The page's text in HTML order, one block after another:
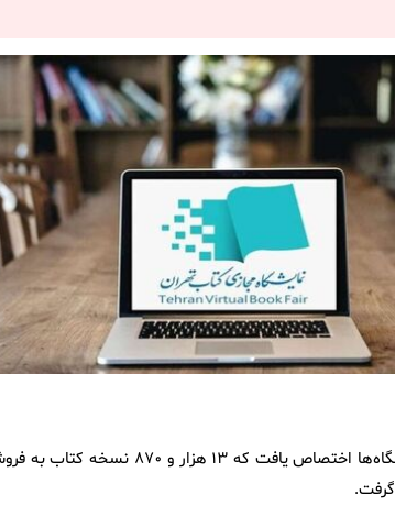
رتبه ششم به دفتر نشر معارف وابسته به نهاد نمایندگی مقام معظم رهبری در دانشگاه‌ها اختصاص یافت که ۱۳ هزار و ۸۷۰